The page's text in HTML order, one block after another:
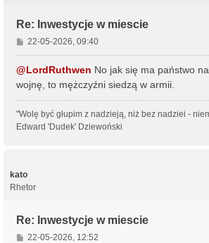
Re: Inwestycje w miescie
P
o
s
22-05-2026, 09:40
@LordRuthwen No jak się ma państwo
wojnę, to mężczyźni siedzą w armii.
"Wolę być głupim z nadzieją, niż bez nadziei -
Edward 'Dudek' Dziewoński
kato
Rhetor
Re: Inwestycje w miescie
P22-05-2026, 12:52